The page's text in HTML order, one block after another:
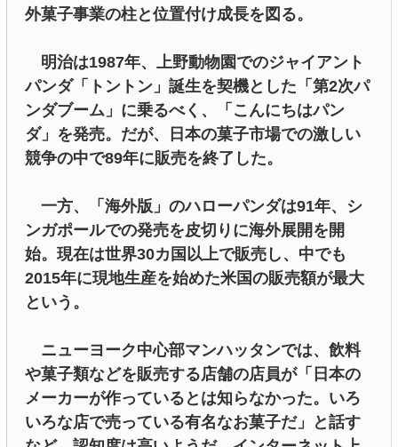
外菓子事業の柱と位置付け成長を図る。
明治は1987年、上野動物園でのジャイアント
パンダ「トントン」誕生を契機とした「第2次パ
ンダブーム」に乗るべく、「こんにちはパン
ダ」を発売。だが、日本の菓子市場での激しい
競争の中で89年に販売を終了した。
一方、「海外版」のハローパンダは91年、シ
ンガポールでの発売を皮切りに海外展開を開
始。現在は世界30カ国以上で販売し、中でも
2015年に現地生産を始めた米国の販売額が最大
という。
ニューヨーク中心部マンハッタンでは、飲料
や菓子類などを販売する店舗の店員が「日本の
メーカーが作っているとは知らなかった。いろ
いろな店で売っている有名なお菓子だ」と話す